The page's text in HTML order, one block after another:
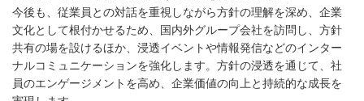
今後も、従業員との対話を重視しながら方針の理解を深め、企業
文化として根付かせるため、国内外グループ会社を訪問し、方針
共有の場を設けるほか、浸透イベントや情報発信などのインター
ナルコミュニケーションを強化します。方針の浸透を通じて、社
員のエンゲージメントを高め、企業価値の向上と持続的な成長を